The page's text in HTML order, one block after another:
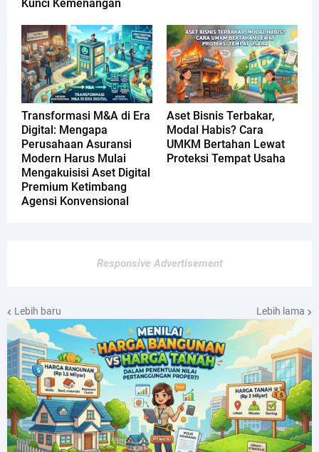
Kunci Kemenangan
Transformasi M&A di Era
Digital: Mengapa
Perusahaan Asuransi
Modern Harus Mulai
Mengakuisisi Aset Digital
Premium Ketimbang
Agensi Konvensional
Aset Bisnis Terbakar,
Modal Habis? Cara
UMKM Bertahan Lewat
Proteksi Tempat Usaha
Responsive Advertisement
Lebih baru Lebih lama